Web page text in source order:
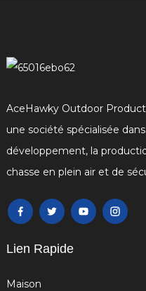
AceHawky Outdoor
une société spécialisée
développement, la
chasse en plein air et de
Lien Rapide
Maison